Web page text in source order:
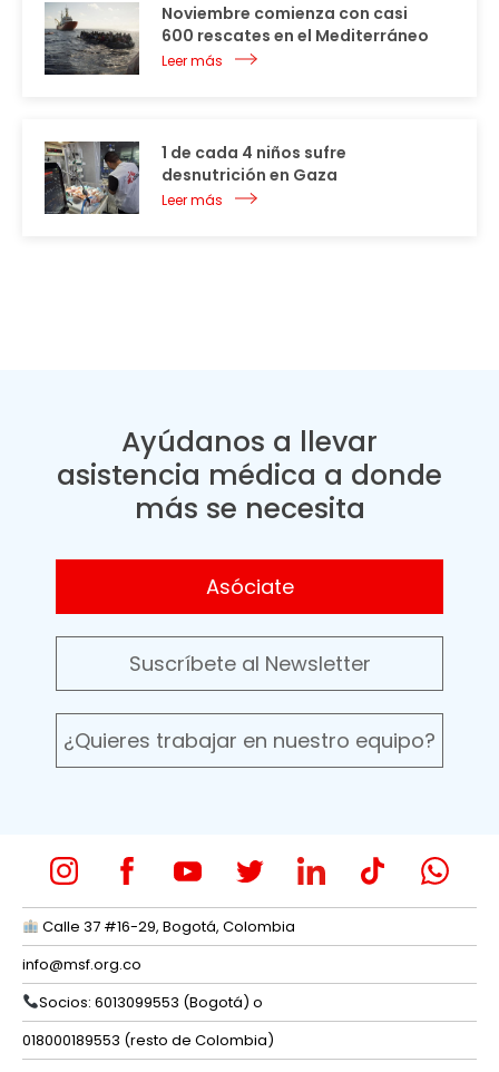
Noviembre comienza con casi
600 rescates en el Mediterráneo
Leer más
1 de cada 4 niños sufre
desnutrición en Gaza
Leer más
Ayúdanos a llevar
asistencia médica a donde
más se necesita
Asóciate
Suscríbete al Newsletter
¿Quieres trabajar en nuestro equipo?
Calle 37 #16-29, Bogotá, Colombia
info@msf.org.co
Socios: 6013099553 (Bogotá) o
018000189553 (resto de Colombia)